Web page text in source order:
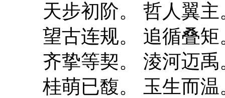
天步初阶。 哲人翼主
望古连规。 追循叠矩
齐挚等契。 淩河迈禹
桂萌已馥。 玉生而温